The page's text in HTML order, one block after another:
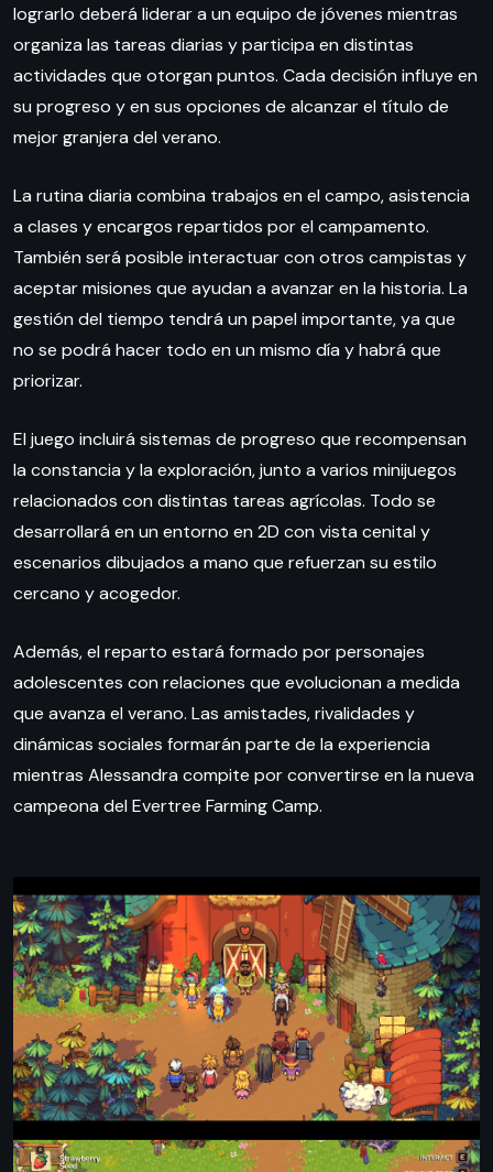
lograrlo deberá liderar a un equipo de jóvenes mientras
organiza las tareas diarias y participa en distintas
actividades que otorgan puntos. Cada decisión influye en
su progreso y en sus opciones de alcanzar el título de
mejor granjera del verano.
La rutina diaria combina trabajos en el campo, asistencia
a clases y encargos repartidos por el campamento.
También será posible interactuar con otros campistas y
aceptar misiones que ayudan a avanzar en la historia. La
gestión del tiempo tendrá un papel importante, ya que
no se podrá hacer todo en un mismo día y habrá que
priorizar.
El juego incluirá sistemas de progreso que recompensan
la constancia y la exploración, junto a varios minijuegos
relacionados con distintas tareas agrícolas. Todo se
desarrollará en un entorno en 2D con vista cenital y
escenarios dibujados a mano que refuerzan su estilo
cercano y acogedor.
Además, el reparto estará formado por personajes
adolescentes con relaciones que evolucionan a medida
que avanza el verano. Las amistades, rivalidades y
dinámicas sociales formarán parte de la experiencia
mientras Alessandra compite por convertirse en la nueva
campeona del Evertree Farming Camp.